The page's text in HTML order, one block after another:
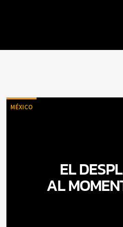
MÉXICO
EL
AL